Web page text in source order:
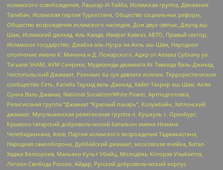
исламского освобождения, Лашкар-И-Тайба, Исламская группа, Движение
Талибан, Исламская партия Туркестана, Общество социальных реформ,
Общество возрождения исламского наследия, Дом двух святых, Джунд аш-
Шам, Исламский джихад, Аль-Каида, Имарат Кавказ, АБТО, Правый сектор,
Исламское государство, Джабха аль-Нусра ли-Ахль аш-Шам, Народное
ополчение имени К. Минина и Д. Пожарского, Аджр от Аллаха Субхану уа
Тагьаля SHAM, АУМ Синрике, Муджахеды джамаата Ат-Тавхида Валь-Джихад,
Чистопольский Джамаат, Рохнамо ба суи давлати исломи, Террористическое
сообщество Сеть, Катиба Таухид валь-Джихад, Хайят Тахрир аш-Шам, Ахлю
Сунна Валь Джамаа, National Socialism/White Power, Артподготовка,
Религиозная группа “Джамаат “Красный пахарь”, Колумбайн, Хатлонский
джамаат, Мусульманская религиозная группа п. Кушкуль г. Оренбург,
Крымско-татарский добровольческий батальон имени Номана
Челебиджихана, Азов, Партия исламского возрождения Таджикистана,
Народная самооборона, Дуббайский джамаат, московская ячейка, Батал-
Хаджи Белхороев, Маньяки Культ Убийц, Молодёжь Которая Улыбается,
Легион Свобода России, Айдар, Русский добровольческий корпус